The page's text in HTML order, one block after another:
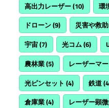
高出力レーザー(10) 環
ドローン(9) 災害や救助
宇宙(7) 光コム(6)
農林業(5) レーザーマ
光ピンセット (4) 鉄道
倉庫業(4) レーザー顕